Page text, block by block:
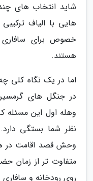
شاید انتخاب های
هایی با الیاف
خصوص برای
هستند.
اما در یک نگاه کلی
در جنگل های
وهله اول این مسئله
نظر شما بستگی
وحش قصد اقامت در
متفاوت تر از زمان
روی رودخانه و